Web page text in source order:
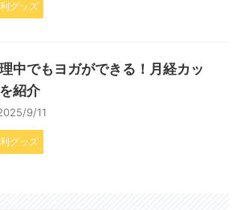
グッズ
中でもヨガができる！月経カッ
紹介
9/11
グッズ